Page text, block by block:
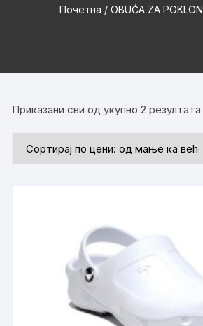
Почетна /OBUĆA ZA POKLON
Приказани сви од укупно 2 резултата